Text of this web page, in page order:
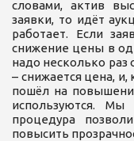
словами, актив
заявки, то идёт
работает. Если
снижение цены в
надо несколько раз
– снижается цена, и,
пошёл на
используются. Мы
процедура
повысить